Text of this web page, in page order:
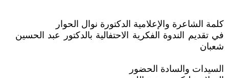
كلمة الشاعرة والإعلامية الدكتورة نوال الحوار
في تقديم الندوة الفكرية الاحتفالية بالدكتور عبد الحسين
شعبان
السيدات والسادة الحضور